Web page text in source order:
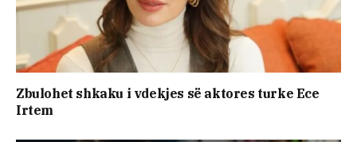
Zbulohet shkaku i vdekjes së aktores turke Ece
Irtem